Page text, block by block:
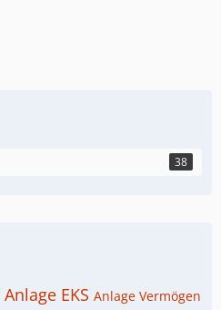
38
Anlage EKS Anlage Vermögen